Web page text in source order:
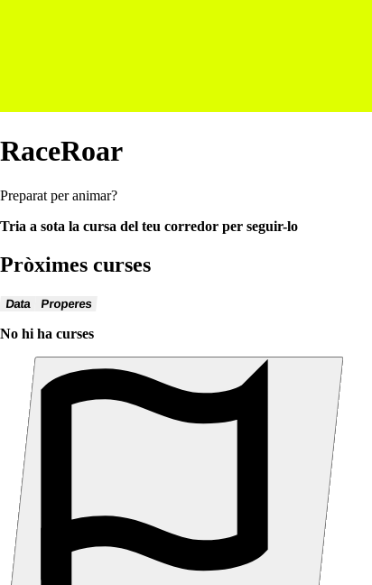
RaceRoar
Preparat per animar?
Tria a sota la cursa del teu corredor per seguir-lo
Pròximes curses
Data Properes
No hi ha curses